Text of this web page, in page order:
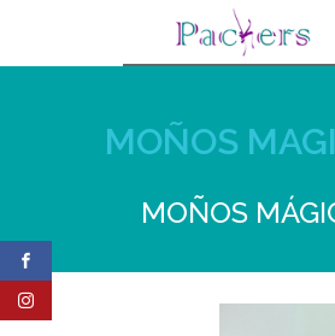
MOÑOS
MOÑOS